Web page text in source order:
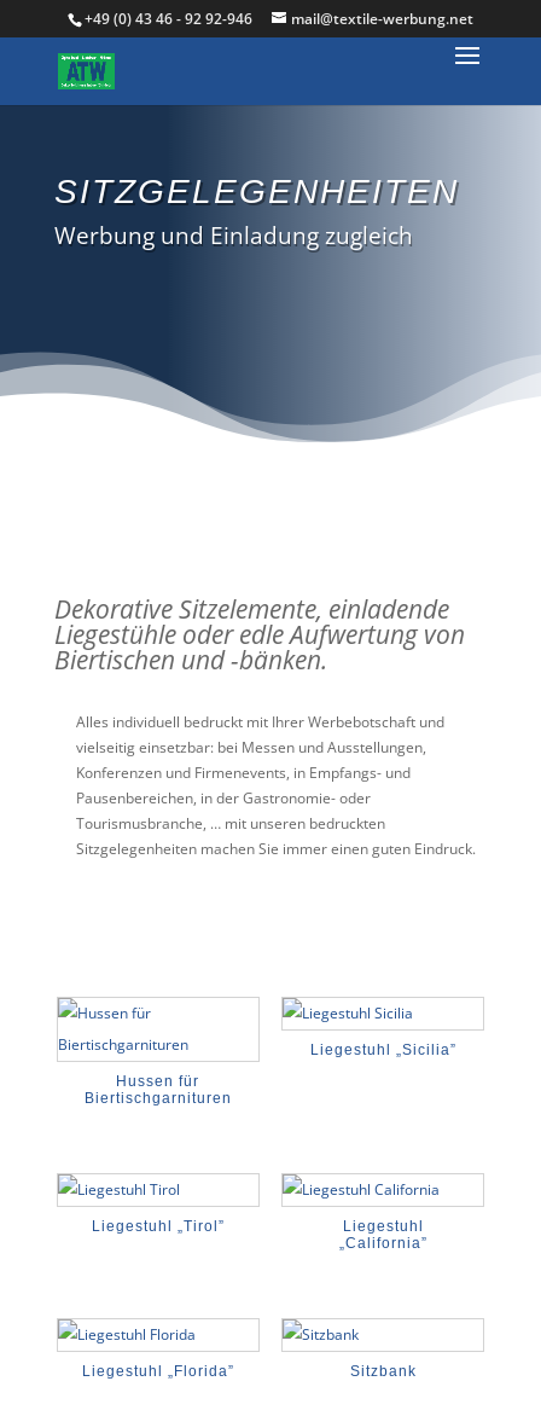
+49 (0) 43 46 - 92 92-946 mail@textile-werbung.net
SITZGELEGENHEITEN
Werbung und Einladung zugleich
Dekorative Sitzelemente, einladende
Liegestühle oder edle Aufwertung von
Biertischen und -bänken.
Alles individuell bedruckt mit Ihrer Werbebotschaft und
vielseitig einsetzbar: bei Messen und Ausstellungen,
Konferenzen und Firmenevents, in Empfangs- und
Pausenbereichen, in der Gastronomie- oder
Tourismusbranche, … mit unseren bedruckten
Sitzgelegenheiten machen Sie immer einen guten Eindruck.
Hussen für
Biertischgarnituren
Liegestuhl „Sicilia”
Liegestuhl „Tirol”
Liegestuhl
„California”
Liegestuhl „Florida” Sitzbank